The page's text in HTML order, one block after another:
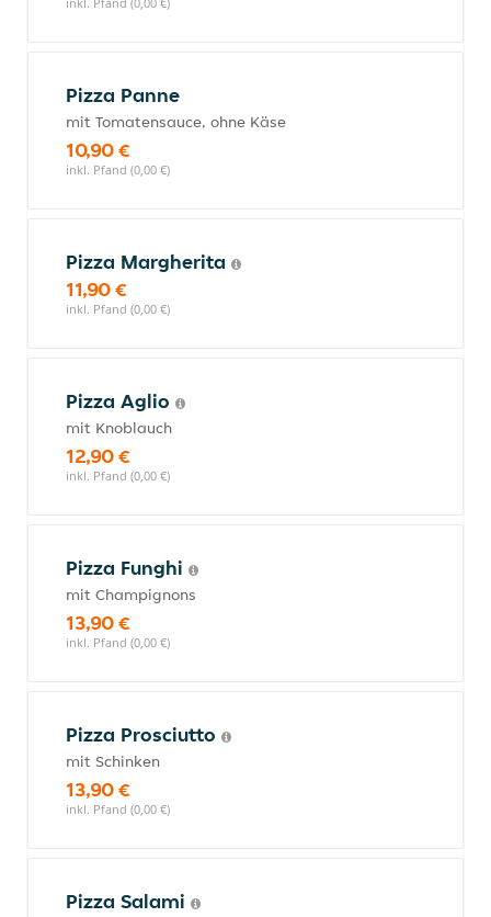
Pizza Panne
mit Tomatensauce, ohne Käse
10,90 €
inkl. Pfand (0,00 €)
Pizza Margherita
11,90 €
inkl. Pfand (0,00 €)
Pizza Aglio
mit Knoblauch
12,90 €
inkl. Pfand (0,00 €)
Pizza Funghi
mit Champignons
13,90 €
inkl. Pfand (0,00 €)
Pizza Prosciutto
mit Schinken
13,90 €
inkl. Pfand (0,00 €)
Pizza Salami